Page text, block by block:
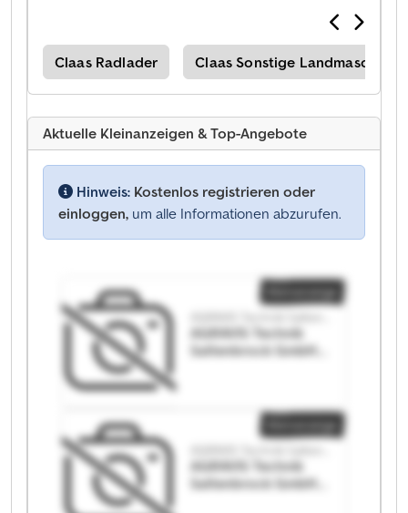
Claas Radlader Claas Sonstige Landmaschinen
Aktuelle Kleinanzeigen & Top-Angebote
Hinweis: Kostenlos registrieren oder
einloggen, um alle Informationen abzurufen.
AGRAVIS Technik
Saltenbrock GmbH
AGRAVIS Technik
Saltenbrock GmbH